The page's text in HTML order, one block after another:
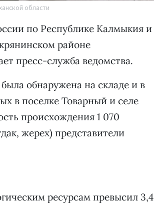
области
по Республике Калмыкия и
районе
пресс-служба ведомства.
обнаружена на складе и в
в поселке Товарный и селе
происхождения 1 070
жерех) представители
ресурсам превысил 3,4